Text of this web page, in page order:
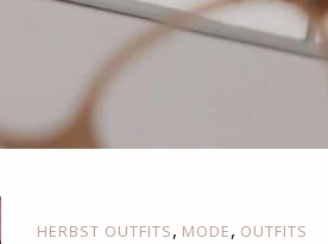
HERBST OUTFITS, MODE, OUTFITS